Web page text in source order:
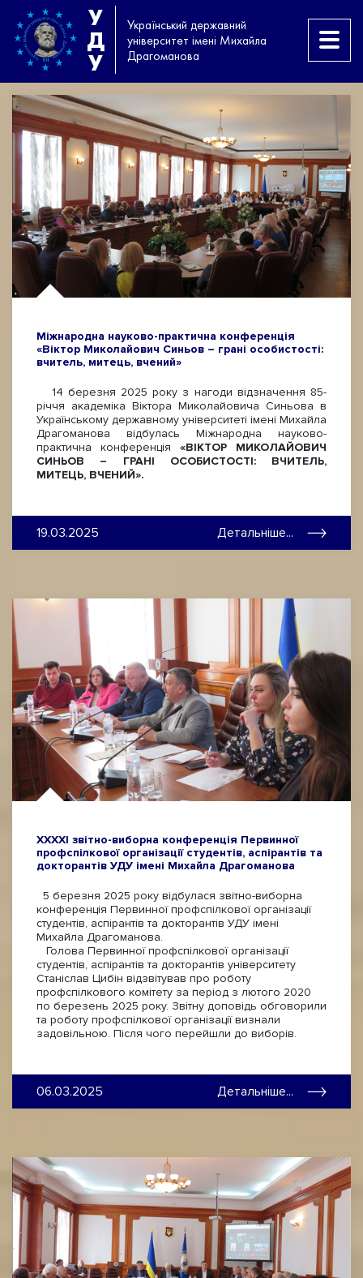
У
Д
У
Український державний
університет імені Михайла
Драгоманова
Міжнародна науково-практична конференція
«Віктор Миколайович Синьов – грані особистості:
вчитель, митець, вчений»
14 березня 2025 року з нагоди відзначення 85-
річчя академіка Віктора Миколайовича Синьова в
Українському державному університеті імені Михайла
Драгоманова відбулась Міжнародна науково-
практична конференція «ВІКТОР МИКОЛАЙОВИЧ
СИНЬОВ – ГРАНІ ОСОБИСТОСТІ: ВЧИТЕЛЬ,
МИТЕЦЬ, ВЧЕНИЙ».
19.03.2025 Детальніше...
ХХХХІ звітно-виборна конференція Первинної
профспілкової організації студентів, аспірантів та
докторантів УДУ імені Михайла Драгоманова
5 березня 2025 року відбулася звітно-виборна
конференція Первинної профспілкової організації
студентів, аспірантів та докторантів УДУ імені
Михайла Драгоманова.
Голова Первинної профспілкової організації
студентів, аспірантів та докторантів університету
Станіслав Цибін відзвітував про роботу
профспілкового комітету за період з лютого 2020
по березень 2025 року. Звітну доповідь обговорили
та роботу профспілкової організації визнали
задовільною. Після чого перейшли до виборів.
06.03.2025 Детальніше...